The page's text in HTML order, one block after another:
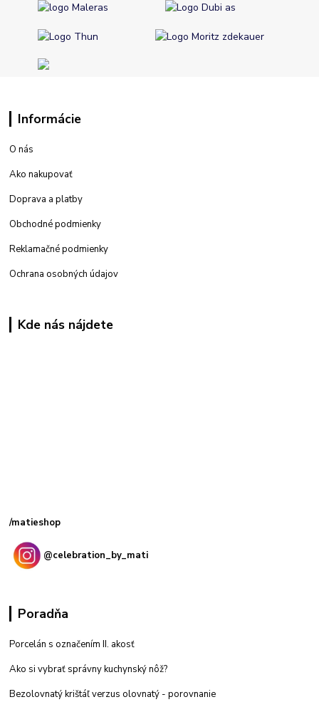
Informácie
O nás
Ako nakupovať
Doprava a platby
Obchodné podmienky
Reklamačné podmienky
Ochrana osobných údajov
Kde nás nájdete
/matieshop
@celebration_by_mati
Poradňa
Porcelán s označením II. akosť
Ako si vybrať správny kuchynský nôž?
Bezolovnatý krištáľ verzus olovnatý - porovnanie